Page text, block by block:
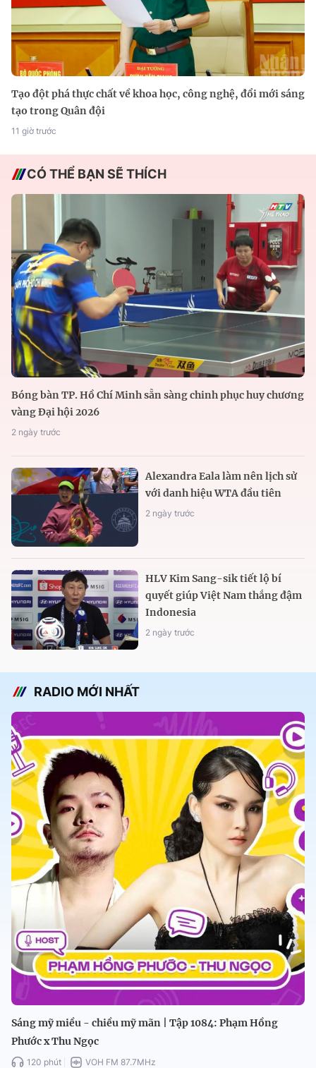
Tạo đột phá thực chất về khoa học, công nghệ, đổi mới sáng
tạo trong Quân đội
11 giờ trước
CÓ THỂ BẠN SẼ THÍCH
Bóng bàn TP. Hồ Chí Minh sẵn sàng chinh phục huy chương
vàng Đại hội 2026
2 ngày trước
Alexandra Eala làm nên lịch sử
với danh hiệu WTA đầu tiên
2 ngày trước
HLV Kim Sang-sik tiết lộ bí
quyết giúp Việt Nam thắng đậm
Indonesia
2 ngày trước
RADIO MỚI NHẤT
Sáng mỹ miều - chiều mỹ mãn | Tập 1084: Phạm Hồng
Phước x Thu Ngọc
120 phút VOH FM 87.7MHz